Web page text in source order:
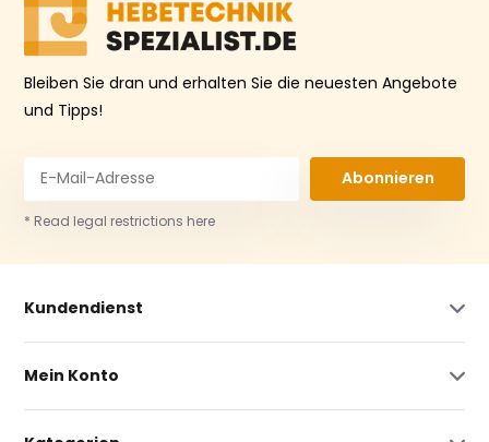
Bleiben Sie dran und erhalten Sie die neuesten Angebote
und Tipps!
Abonnieren
* Read legal restrictions here
Kundendienst
Mein Konto